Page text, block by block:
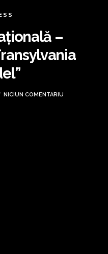
–
NICIUN COMENTARIU